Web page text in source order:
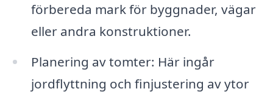
förbereda mark för byggnader, vägar
eller andra konstruktioner.
Planering av tomter: Här ingår
jordflyttning och finjustering av ytor